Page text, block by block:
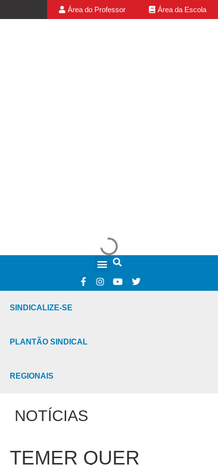
Área do Professor Área da Escola
SINDICALIZE-SE
PLANTÃO SINDICAL
REGIONAIS
NOTÍCIAS
TEMER QUER